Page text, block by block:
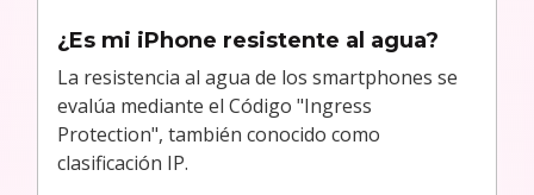
¿Es mi iPhone resistente al agua?
La resistencia al agua de los smartphones se
evalúa mediante el Código "Ingress
Protection", también conocido como
clasificación IP.